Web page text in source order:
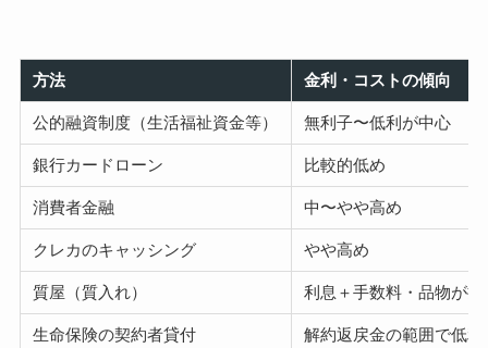
方法 金利・コストの傾向
公的融資制度（生活福祉資金等） 無利子〜低利が中心
銀行カードローン 比較的低め
消費者金融 中〜やや高め
クレカのキャッシング やや高め
質屋（質入れ） 利息＋手数料・品物が担
生命保険の契約者貸付 解約返戻金の範囲で低利